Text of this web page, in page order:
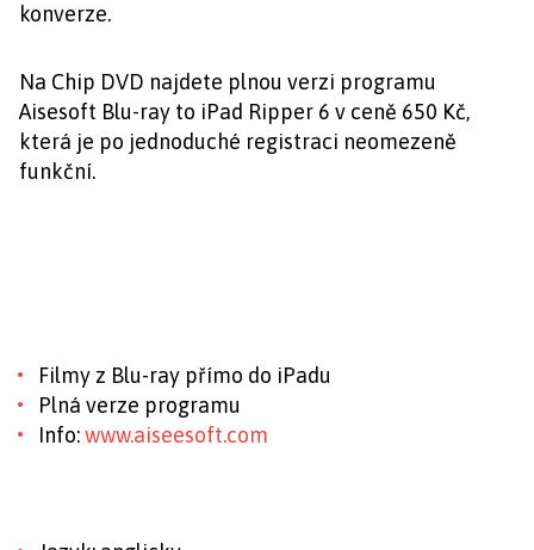
konverze.
Na Chip DVD najdete plnou verzi programu
Aisesoft Blu-ray to iPad Ripper 6 v ceně 650 Kč,
která je po jednoduché registraci neomezeně
funkční.
Filmy z Blu-ray přímo do iPadu
Plná verze programu
Info:www.aiseesoft.com